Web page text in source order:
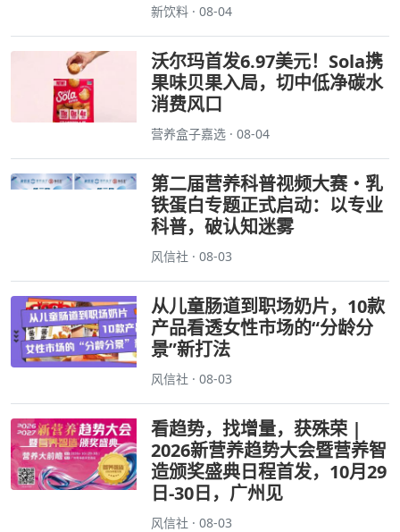
新饮料 · 08-04
沃尔玛首发6.97美元！Sola携
果味贝果入局，切中低净碳水
消费风口
营养盒子嘉选 · 08-04
第二届营养科普视频大赛・乳
铁蛋白专题正式启动：以专业
科普，破认知迷雾
风信社 · 08-03
从儿童肠道到职场奶片，10款
产品看透女性市场的“分龄分
景”新打法
风信社 · 08-03
看趋势，找增量，获殊荣 |
2026新营养趋势大会暨营养智
造颁奖盛典日程首发，10月29
日-30日，广州见
风信社 · 08-03